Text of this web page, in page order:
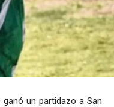
ganó un partidazo a San